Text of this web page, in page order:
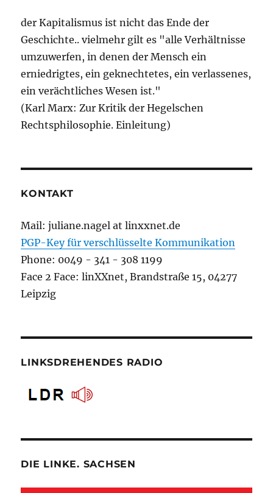
der Kapitalismus ist nicht das Ende der
Geschichte.. vielmehr gilt es "alle Verhältnisse
umzuwerfen, in denen der Mensch ein
erniedrigtes, ein geknechtetes, ein verlassenes,
ein verächtliches Wesen ist."
(Karl Marx: Zur Kritik der Hegelschen
Rechtsphilosophie. Einleitung)
KONTAKT
Mail: juliane.nagel at linxxnet.de
PGP-Key für verschlüsselte Kommunikation
Phone: 0049 - 341 - 308 1199
Face 2 Face: linXXnet, Brandstraße 15, 04277
Leipzig
LINKSDREHENDES RADIO
DIE LINKE. SACHSEN